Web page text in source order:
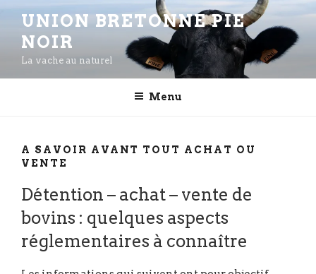
Aller
contenu
principal
UNION BRETONNE PIE
NOIR
La vache au naturel
Menu
A SAVOIR AVANT TOUT ACHAT OU
VENTE
Détention – achat – vente de
bovins : quelques aspects
réglementaires à connaître